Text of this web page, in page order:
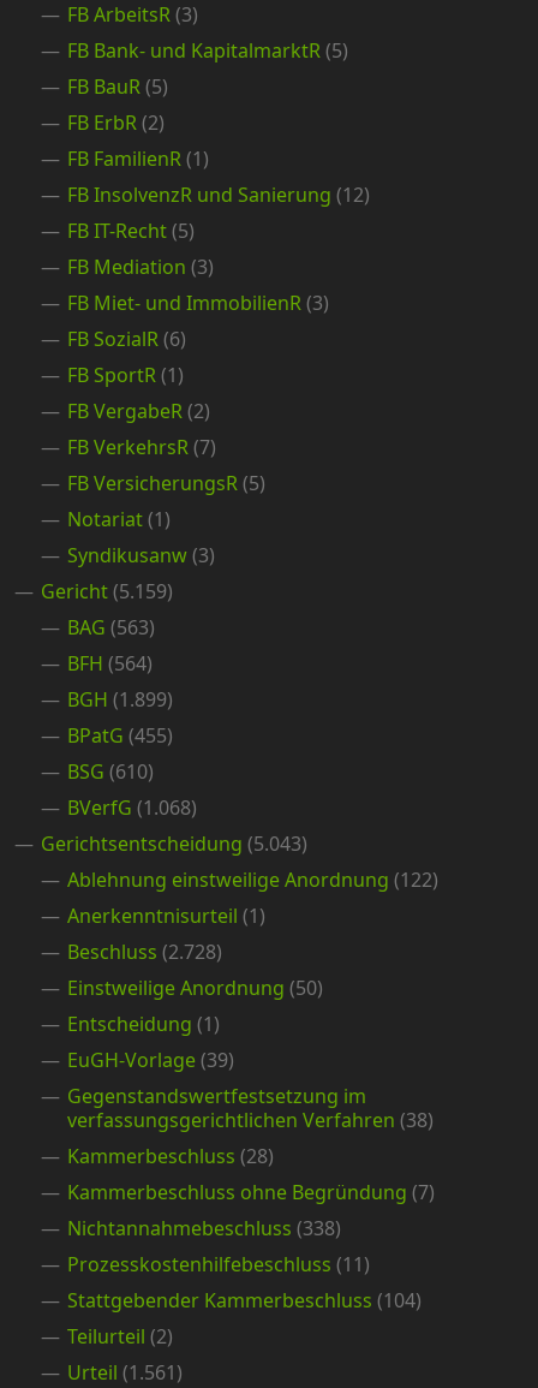
FB ArbeitsR(3)
FB Bank- und KapitalmarktR(5)
FB BauR(5)
FB ErbR(2)
FB FamilienR(1)
FB InsolvenzR und Sanierung (12)
FB IT-Recht(5)
FB Mediation (3)
FB Miet- und ImmobilienR(3)
FB SozialR(6)
FB SportR(1)
FB VergabeR(2)
FB VerkehrsR(7)
FB VersicherungsR(5)
Notariat(1)
Syndikusanw(3)
Gericht(5.159)
BAG (563)
BFH (564)
BGH (1.899)
BPatG (455)
BSG (610)
BVerfG (1.068)
Gerichtsentscheidung (5.043)
Ablehnung einstweilige Anordnung (122)
Anerkenntnisurteil (1)
Beschluss (2.728)
Einstweilige Anordnung (50)
Entscheidung (1)
EuGH-Vorlage(39)
Gegenstandswertfestsetzung im
verfassungsgerichtlichen Verfahren (38)
Kammerbeschluss (28)
Kammerbeschluss ohne Begründung (7)
Nichtannahmebeschluss (338)
Prozesskostenhilfebeschluss (11)
Stattgebender Kammerbeschluss (104)
Teilurteil (2)
Urteil (1.561)